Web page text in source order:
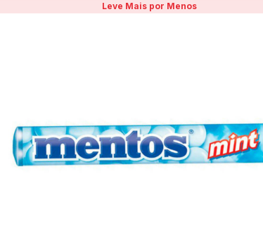
Leve Mais por Menos